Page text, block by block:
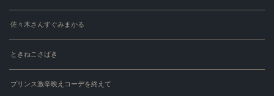
佐々木さんすぐみまかる
ときねこさばき
プリンス激辛映えコーデを終えて